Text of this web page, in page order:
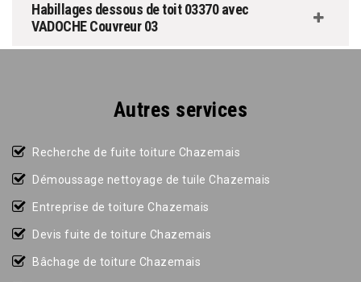
Habillages dessous de toit 03370 avec
VADOCHE Couvreur 03
Autres services
Recherche de fuite toiture Chazemais
Démoussage nettoyage de tuile Chazemais
Entreprise de toiture Chazemais
Devis fuite de toiture Chazemais
Bâchage de toiture Chazemais